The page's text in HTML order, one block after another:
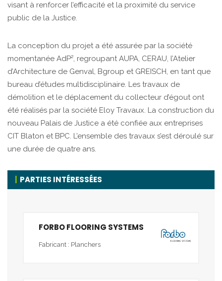
visant à renforcer l’efficacité et la proximité du service
public de la Justice.
La conception du projet a été assurée par la société
momentanée AdP², regroupant AUPA, CERAU, l’Atelier
d’Architecture de Genval, Bgroup et GREISCH, en tant que
bureau d’études multidisciplinaire. Les travaux de
démolition et le déplacement du collecteur d’égout ont
été réalisés par la société Eloy Travaux. La construction du
nouveau Palais de Justice a été confiée aux entreprises
CIT Blaton et BPC. L’ensemble des travaux s’est déroulé sur
une durée de quatre ans.
PARTIES INTÉRESSÉES
FORBO FLOORING SYSTEMS
Fabricant : Planchers